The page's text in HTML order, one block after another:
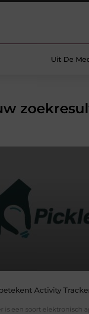
Uit De
Activity
is een soort elektronisch